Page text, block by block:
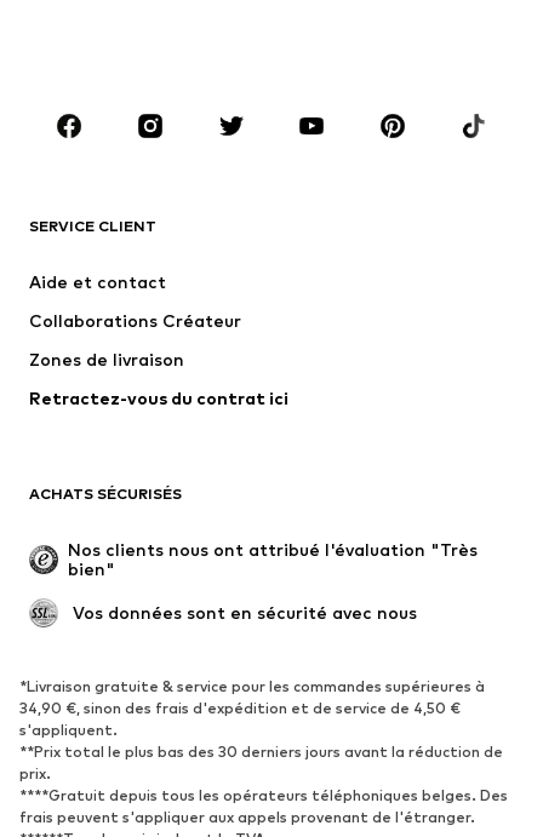
Accessoires
Premium
Nouveautés
Lingerie
Manteaux
Jupes
Occasions spéciales
Exclusif
Remise à neuf
Nouveautés
Tendance
Baskets
Bottines
Escarpins et talons hauts
Bottes
Sandales
Chaussures basses
Chaussures de sport
Ballerines
SERVICE CLIENT
Aide et contact
Collaborations Créateur
Zones de livraison
Retractez-vous du contrat ici
ACHATS SÉCURISÉS
Nos clients nous ont attribué l'évaluation "Très
bien"
Vos données sont en sécurité avec nous
*Livraison gratuite & service pour les commandes supérieures à
34,90 €, sinon des frais d'expédition et de service de 4,50 €
s'appliquent.
**Prix total le plus bas des 30 derniers jours avant la réduction de
prix.
****Gratuit depuis tous les opérateurs téléphoniques belges. Des
frais peuvent s'appliquer aux appels provenant de l'étranger.